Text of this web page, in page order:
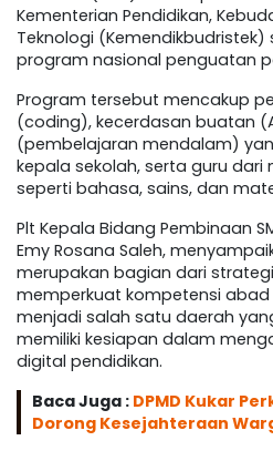
Kementerian Pendidikan,
Teknologi
program nasional penguatan
Program tersebut mencakup
(coding), kecerdasan buatan
(pembelajaran mendalam)
kepala sekolah, serta guru
seperti bahasa, sains, dan
Plt Kepala Bidang Pembinaan
Emy Rosana Saleh,
merupakan bagian dari
memperkuat kompetensi abad
menjadi salah satu daerah
memiliki kesiapan dalam
digital pendidikan.
Baca Juga : DPMD Kukar
Dorong Kesejahteraan